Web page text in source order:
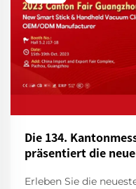
Die 134.
präsentiert die
Erleben Sie die